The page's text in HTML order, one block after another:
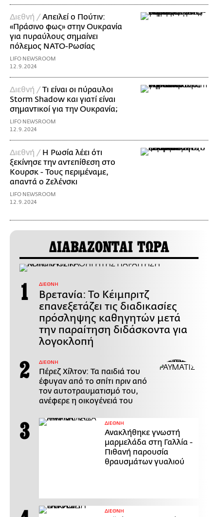
Διεθνή /Απειλεί ο Πούτιν:
«Πράσινο φως» στην Ουκρανία
για πυραύλους σημαίνει
πόλεμος ΝΑΤΟ-Ρωσίας
LIFO NEWSROOM
12.9.2024
Διεθνή /Τι είναι οι πύραυλοι
Storm Shadow και γιατί είναι
σημαντικοί για την Ουκρανία;
LIFO NEWSROOM
12.9.2024
Διεθνή / Η Ρωσία λέει ότι
ξεκίνησε την αντεπίθεση στο
Κουρσκ - Τους περιμέναμε,
απαντά ο Ζελένσκι
LIFO NEWSROOM
12.9.2024
ΔΙΑΒΑΖΟΝΤΑΙ ΤΩΡΑ
ΔΙΕΘΝΗ
Βρετανία: Το Κέιμπριτζ
επανεξετάζει τις διαδικασίες
πρόσληψης καθηγητών μετά
την παραίτηση διδάσκοντα για
λογοκλοπή
ΔΙΕΘΝΗ
Πέρεζ Χίλτον: Τα παιδιά του
έφυγαν από το σπίτι πριν από
τον αυτοτραυματισμό του,
ανέφερε η οικογένειά του
ΔΙΕΘΝΗ
Ανακλήθηκε γνωστή
μαρμελάδα στη Γαλλία -
Πιθανή παρουσία
θραυσμάτων γυαλιού
ΔΙΕΘΝΗ